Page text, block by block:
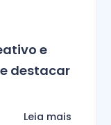
e
destacar
Leia mais